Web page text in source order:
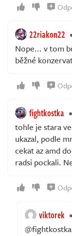
22riakon22
Nope... v tom
běžné
fightkostka
tohle je stara
ukazal, podle
cekat az amd
radsi pockali.
viktorek